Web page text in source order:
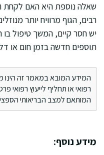
שאלה נוספת היא האם לקחת
רבים, הגוף מרוויח יותר
יש חסר קיים, המשך טיפול
תוספים חדשה בזמן חום או
המידע המובא במאמר זה הינו
רפואי או תחליף לייעוץ רפואי
המותאם למצב הבריאותי
מידע נוסף: